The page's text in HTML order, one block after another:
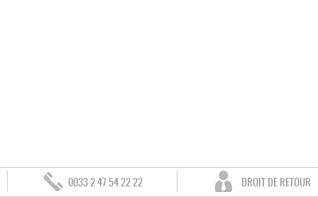
0033 2 47 54 22 22 DROIT DE RETOUR